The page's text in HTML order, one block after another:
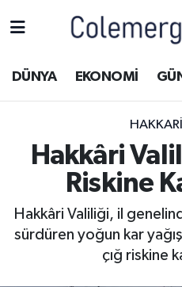
DÜNYA EKONOMİ
Hakkâri
Riskine
Hakkâri Valiliği, il
sürdüren yoğun kar
çığ riskine
ASAYİŞ
DOĞA
DÜNYA
Hakkâri Hava Durumu
Hakkari Namaz
Hakkâri Trafik
Süper Lig Puan
Tüm Manşetler